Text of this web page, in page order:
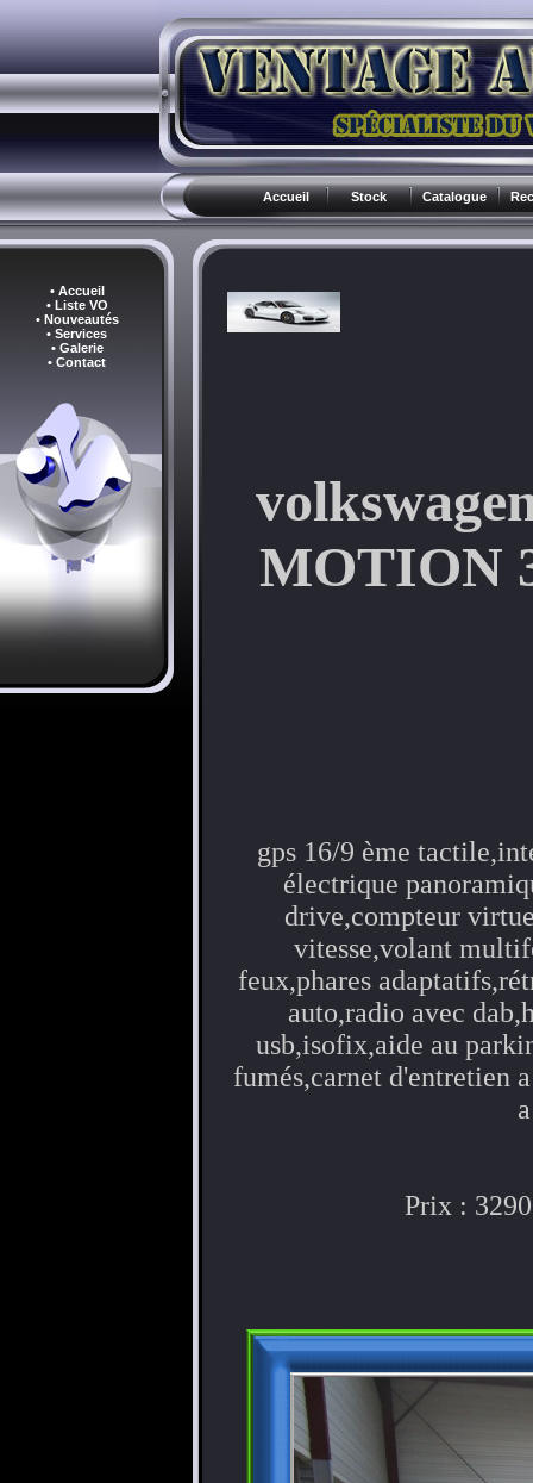
Accueil Stock Catalogue
• Accueil
• Liste VO
• Nouveautés
• Services
• Galerie
• Contact
MOTION
gps 16/9 ème
électrique
drive,compteur
vitesse,volant
feux,phares
auto,radio avec
usb,isofix,aide au
fumés,carnet d'entretien
Prix :